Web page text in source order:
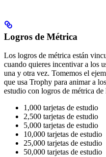
Logros de Métrica
Los logros de métrica están
cuando quieres incentivar a los
una y otra vez. Tomemos el
que usa Trophy para animar a
estudio con logros de métrica de
1,000 tarjetas de estudio
2,500 tarjetas de estudio
5,000 tarjetas de estudio
10,000 tarjetas de estudio
25,000 tarjetas de estudio
50,000 tarjetas de estudio